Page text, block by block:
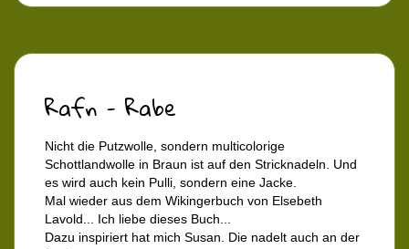
Rafn - Rabe
Nicht die Putzwolle, sondern multicolorige
Schottlandwolle in Braun ist auf den Stricknadeln. Und
es wird auch kein Pulli, sondern eine Jacke.
Mal wieder aus dem Wikingerbuch von Elsebeth
Lavold... Ich liebe dieses Buch...
Dazu inspiriert hat mich Susan. Die nadelt auch an der